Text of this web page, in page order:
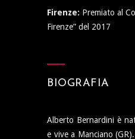
Firenze: Premiato al
Firenze” del 2017
BIOGRAFIA
Alberto Bernardini è
e vive a Manciano